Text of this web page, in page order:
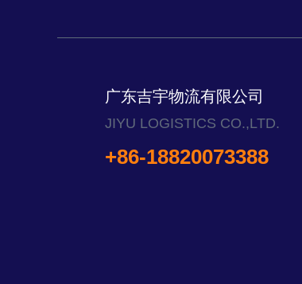
广东吉宇物流有限公司
JIYU LOGISTICS CO.,LTD.
+86-18820073388